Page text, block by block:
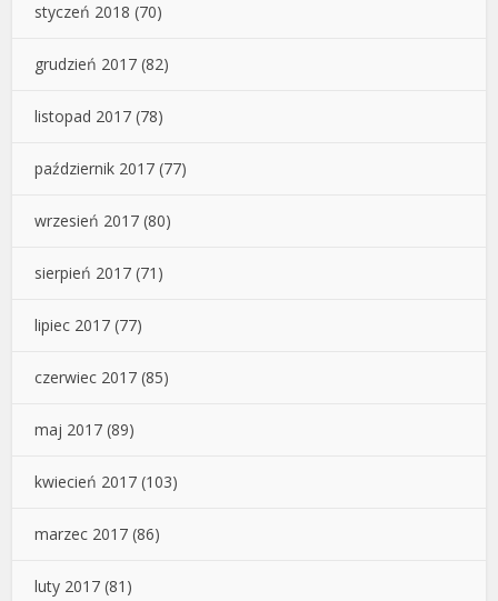
styczeń 2018 (70)
grudzień 2017 (82)
listopad 2017 (78)
październik 2017 (77)
wrzesień 2017 (80)
sierpień 2017 (71)
lipiec 2017 (77)
czerwiec 2017 (85)
maj 2017 (89)
kwiecień 2017 (103)
marzec 2017 (86)
luty 2017 (81)